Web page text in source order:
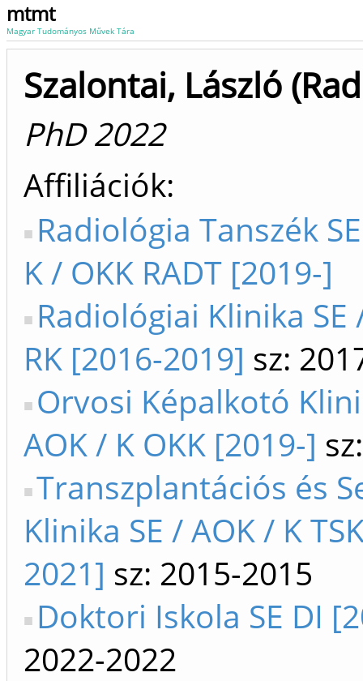
mtmt
Magyar Tudományos Művek Tára
Szalontai, László
PhD 2022
Affiliációk
Radiológia Tanszék
K / OKK RADT [2019-]
Radiológiai Klinika SE
RK [2016-2019] sz:
Orvosi Képalkotó
AOK / K OKK [2019-]
Transzplantációs és
Klinika SE / AOK / K
2021] sz: 2015-2015
Doktori Iskola SE DI
2022-2022